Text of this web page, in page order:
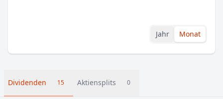
Jahr Monat
Dividenden 15 Aktiensplits 0